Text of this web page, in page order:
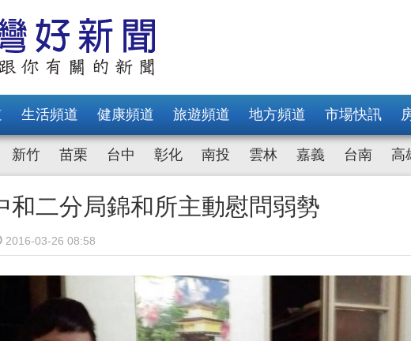
生活頻道 健康頻道 旅遊頻道 地方頻道 市場快訊
新竹 苗栗 台中 彰化 南投 雲林 嘉義 台南 高
二分局錦和所主動慰問弱勢
2016-03-26 08:58